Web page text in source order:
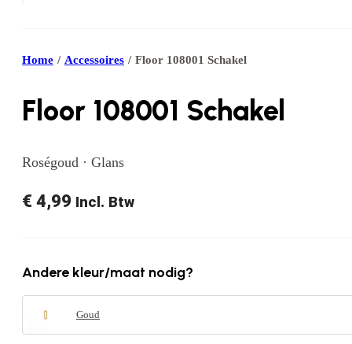
Home / Accessoires / Floor 108001 Schakel
Floor 108001 Schakel
Roségoud · Glans
€ 4,99 Incl. Btw
Andere kleur/maat nodig?
Goud